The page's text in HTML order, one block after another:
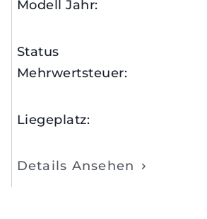
Modell Jahr:
Status
Mehrwertsteuer:
Liegeplatz:
Details Ansehen